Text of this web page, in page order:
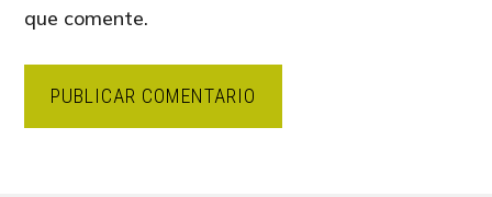
que comente.